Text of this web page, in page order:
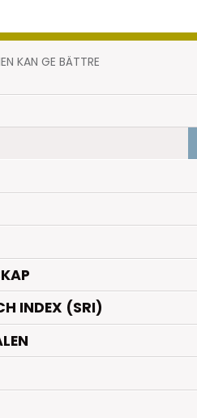
KAN GE BÄTTRE
INDEX (SRI)